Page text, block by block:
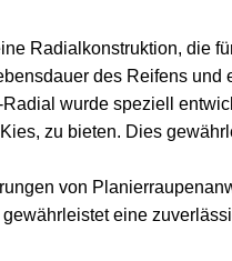
Radialkonstruktion, die
des Reifens und
wurde speziell
zu bieten. Dies
von
eine